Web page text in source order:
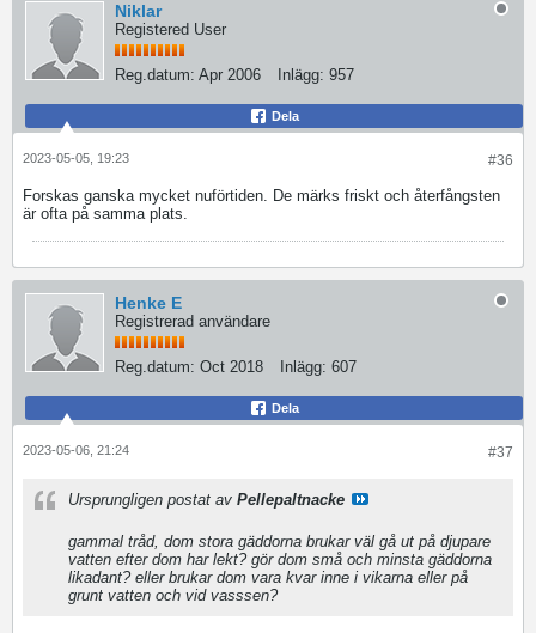
Niklar
Registered User
Reg.datum: Apr 2006 Inlägg: 957
Dela
#36
2023-05-05, 19:23
Forskas ganska mycket nuförtiden. De märks friskt och återfångsten
är ofta på samma plats.
Henke E
Registrerad användare
Reg.datum: Oct 2018 Inlägg: 607
Dela
#37
2023-05-06, 21:24
Ursprungligen postat av Pellepaltnacke
gammal tråd, dom stora gäddorna brukar väl gå ut på djupare
vatten efter dom har lekt? gör dom små och minsta gäddorna
likadant? eller brukar dom vara kvar inne i vikarna eller på
grunt vatten och vid vasssen?